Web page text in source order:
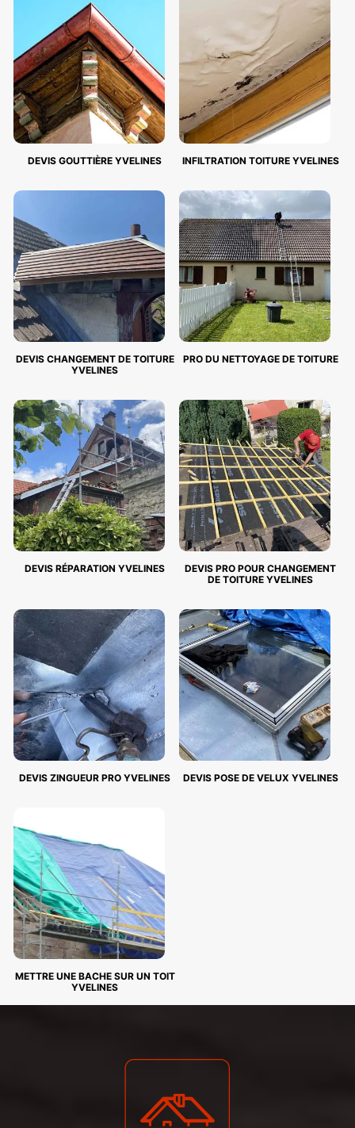
DEVIS GOUTTIÈRE YVELINES INFILTRATION TOITURE YVELINES
DEVIS CHANGEMENT DE TOITURE
YVELINES
PRO DU NETTOYAGE DE TOITURE
DEVIS RÉPARATION YVELINES
DEVIS PRO POUR CHANGEMENT
DE TOITURE YVELINES
DEVIS ZINGUEUR PRO YVELINES DEVIS POSE DE VELUX YVELINES
METTRE UNE BACHE SUR UN TOIT
YVELINES